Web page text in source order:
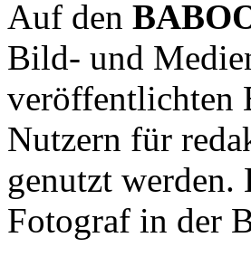
Auf den
Bild- und
veröffentlichten
Nutzern für
genutzt
Fotograf in der